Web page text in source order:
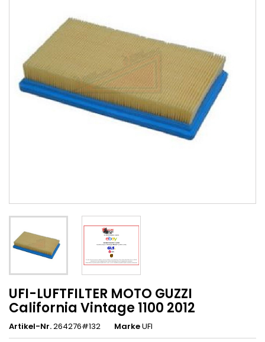
UFI-LUFTFILTER MOTO GUZZI
California Vintage 1100 2012
Artikel-Nr.264276#132 MarkeUFI